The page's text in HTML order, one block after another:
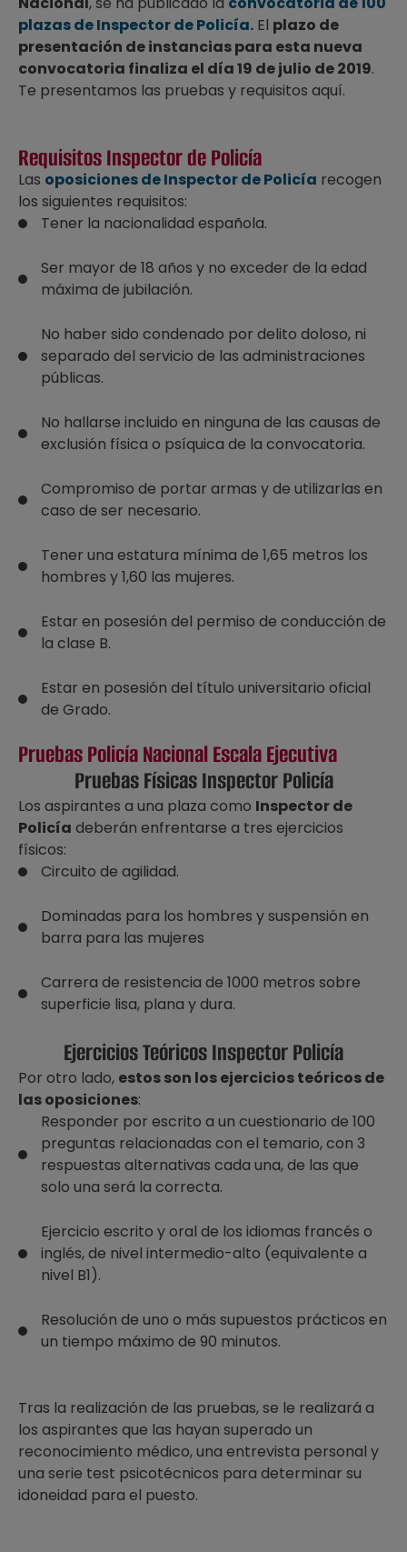
plazas de Inspector de Policía. El plazo de
presentación de instancias para esta nueva
convocatoria finaliza el día 19 de julio de 2019.
Te presentamos las pruebas y requisitos aquí.
Requisitos Inspector de Policía
Las oposiciones de Inspector de Policía recogen
los siguientes requisitos:
Tener la nacionalidad española.
Ser mayor de 18 años y no exceder de la edad
máxima de jubilación.
No haber sido condenado por delito doloso, ni
separado del servicio de las administraciones
públicas.
No hallarse incluido en ninguna de las causas de
exclusión física o psíquica de la convocatoria.
Compromiso de portar armas y de utilizarlas en
caso de ser necesario.
Tener una estatura mínima de 1,65 metros los
hombres y 1,60 las mujeres.
Estar en posesión del permiso de conducción de
la clase B.
Estar en posesión del título universitario oficial
de Grado.
Pruebas Policía Nacional Escala Ejecutiva
Pruebas Físicas Inspector Policía
Los aspirantes a una plaza como Inspector de
Policía deberán enfrentarse a tres ejercicios
físicos:
Circuito de agilidad.
Dominadas para los hombres y suspensión en
barra para las mujeres
Carrera de resistencia de 1000 metros sobre
superficie lisa, plana y dura.
Ejercicios Teóricos Inspector Policía
Por otro lado, estos son los ejercicios teóricos de
las oposiciones:
Responder por escrito a un cuestionario de 100
preguntas relacionadas con el temario, con 3
respuestas alternativas cada una, de las que
solo una será la correcta.
Ejercicio escrito y oral de los idiomas francés o
inglés, de nivel intermedio-alto (equivalente a
nivel B1).
Resolución de uno o más supuestos prácticos en
un tiempo máximo de 90 minutos.
Tras la realización de las pruebas, se le realizará a
los aspirantes que las hayan superado un
reconocimiento médico, una entrevista personal y
una serie test psicotécnicos para determinar su
idoneidad para el puesto.